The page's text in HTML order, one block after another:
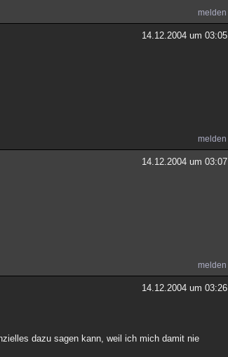
melden
14.12.2004 um 03:05
melden
14.12.2004 um 03:07
melden
14.12.2004 um 03:26
dazu sagen kann, weil ich mich damit nie